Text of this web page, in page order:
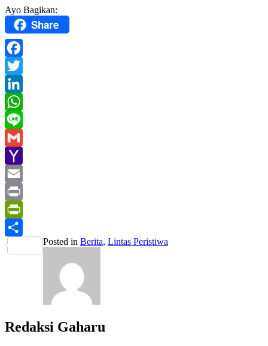
Ayo Bagikan:
Share
Facebook
Twitter
LinkedIn
WhatsApp
Line
Gmail
Yahoo
Mail
Email
Print
PrintFriendly
Share
Posted in Berita, Lintas Peristiwa
Redaksi Gaharu